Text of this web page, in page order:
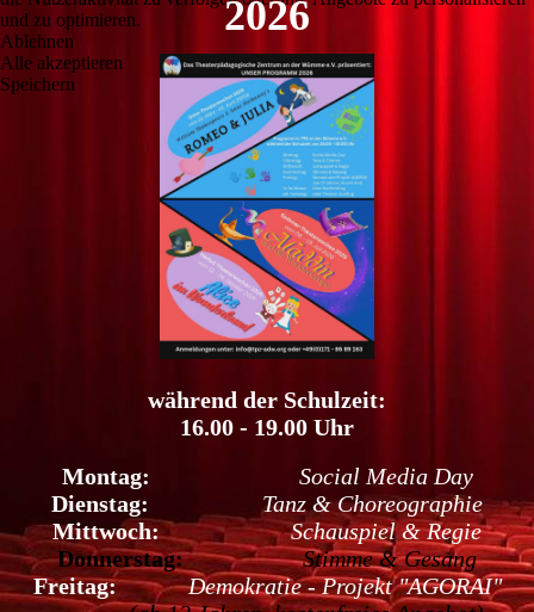
2026
während der Schulzeit:
16.00 - 19.00 Uhr
Montag: Social Media Day
Dienstag: Tanz & Choreographie
Mittwoch:Schauspiel & Regie
Donnerstag:Stimme & Gesang
Freitag:Demokratie - Projekt "AGORAI"
und zu optimieren.
Ablehnen
Alle akzeptieren
Speichern